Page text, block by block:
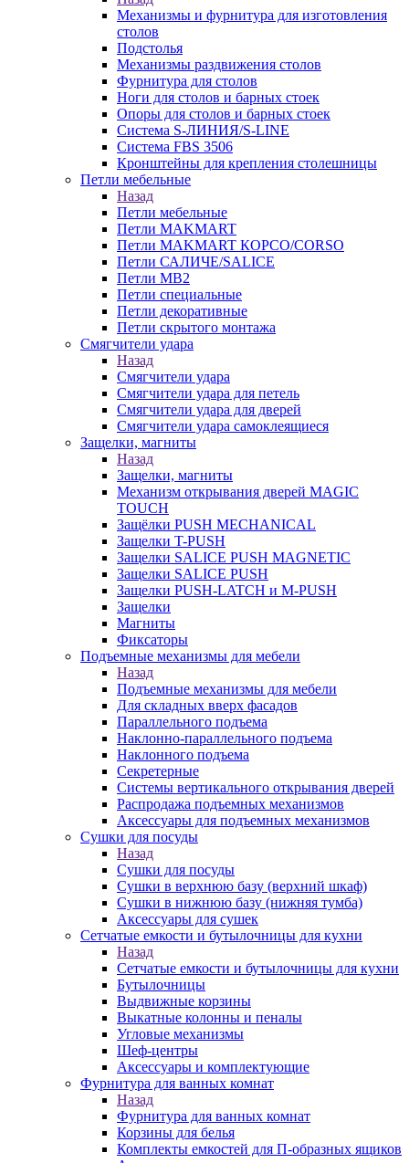
Механизмы и фурнитура для изготовления
столов
Подстолья
Механизмы раздвижения столов
Фурнитура для столов
Ноги для столов и барных стоек
Опоры для столов и барных стоек
Система S-ЛИНИЯ/S-LINE
Система FBS 3506
Кронштейны для крепления столешницы
Петли мебельные
Назад
Петли мебельные
Петли MAKMART
Петли MAKMART КОРСО/CORSO
Петли САЛИЧЕ/SALICE
Петли MB2
Петли специальные
Петли декоративные
Петли скрытого монтажа
Смягчители удара
Назад
Смягчители удара
Смягчители удара для петель
Смягчители удара для дверей
Cмягчители удара самоклеящиеся
Защелки, магниты
Назад
Защелки, магниты
Механизм открывания дверей MAGIC
TOUCH
Защёлки PUSH MECHANICAL
Защелки T-PUSH
Защелки SALICE PUSH MAGNETIC
Защелки SALICE PUSH
Защелки PUSH-LATCH и M-PUSH
Защелки
Магниты
Фиксаторы
Подъемные механизмы для мебели
Назад
Подъемные механизмы для мебели
Для складных вверх фасадов
Параллельного подъема
Наклонно-параллельного подъема
Наклонного подъема
Секретерные
Системы вертикального открывания дверей
Распродажа подъемных механизмов
Аксессуары для подъемных механизмов
Сушки для посуды
Назад
Сушки для посуды
Сушки в верхнюю базу (верхний шкаф)
Сушки в нижнюю базу (нижняя тумба)
Аксессуары для сушек
Сетчатые емкости и бутылочницы для кухни
Назад
Сетчатые емкости и бутылочницы для кухни
Бутылочницы
Выдвижные корзины
Выкатные колонны и пеналы
Угловые механизмы
Шеф-центры
Аксессуары и комплектующие
Фурнитура для ванных комнат
Назад
Фурнитура для ванных комнат
Корзины для белья
Комплекты емкостей для П-образных ящиков